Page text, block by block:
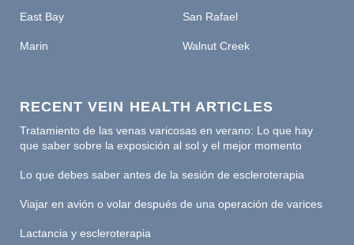
East Bay
Marin
San Rafael
Walnut Creek
RECENT VEIN HEALTH ARTICLES
Tratamiento de las venas varicosas en verano: Lo que hay
que saber sobre la exposición al sol y el mejor momento
Lo que debes saber antes de la sesión de escleroterapia
Viajar en avión o volar después de una operación de varices
Lactancia y escleroterapia